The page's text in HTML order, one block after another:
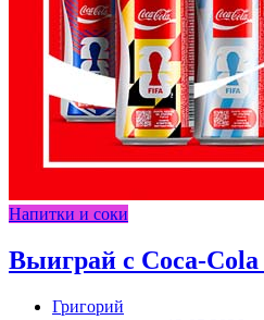
Напитки и соки
Выиграй с Coca-Cola
Григорий